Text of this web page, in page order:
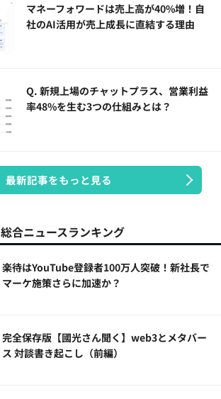
マネーフォワードは売上高が40%増！自
社のAI活用が売上成長に直結する理由
Q. 新規上場のチャットプラス、営業利益
率48%を生む3つの仕組みとは？
最新記事をもっと見る
総合ニュースランキング
楽待はYouTube登録者100万人突破！新社長で
マーケ施策さらに加速か？
完全保存版【國光さん聞く】web3とメタバー
ス 対談書き起こし（前編）